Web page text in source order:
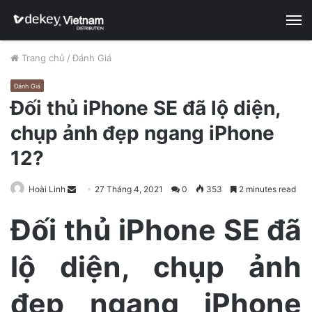
Trang chủ / Đánh Giá
Đánh Giá
Đối thủ iPhone SE đã lộ diện,
chụp ảnh đẹp ngang iPhone
12?
Hoài Linh
n
d
a
27 Tháng 4, 2021 0 353 2 minutes read
Đối thủ iPhone SE đã
lộ diện, chụp ảnh
đẹp ngang iPhone